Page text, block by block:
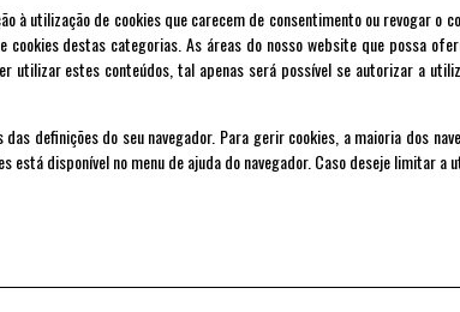
à utilização de cookies que carecem de consentimento ou revogar
cookies destas categorias. As áreas do nosso website que possa
utilizar estes conteúdos, tal apenas será possível se autorizar a
definições do seu navegador. Para gerir cookies, a maioria dos
está disponível no menu de ajuda do navegador. Caso deseje